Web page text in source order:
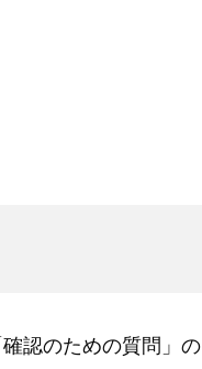
認のための質問」の